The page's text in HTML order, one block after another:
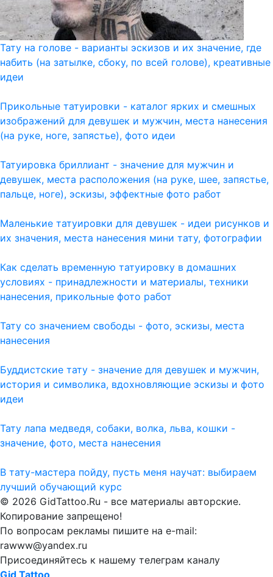
Тату на голове - варианты эскизов и их значение, где
набить (на затылке, сбоку, по всей голове), креативные
идеи
Прикольные татуировки - каталог ярких и смешных
изображений для девушек и мужчин, места нанесения
(на руке, ноге, запястье), фото идеи
Татуировка бриллиант - значение для мужчин и
девушек, места расположения (на руке, шее, запястье,
пальце, ноге), эскизы, эффектные фото работ
Маленькие татуировки для девушек - идеи рисунков и
их значения, места нанесения мини тату, фотографии
Как сделать временную татуировку в домашних
условиях - принадлежности и материалы, техники
нанесения, прикольные фото работ
Тату со значением свободы - фото, эскизы, места
нанесения
Буддистские тату - значение для девушек и мужчин,
история и символика, вдохновляющие эскизы и фото
идеи
Тату лапа медведя, собаки, волка, льва, кошки -
значение, фото, места нанесения
В тату-мастера пойду, пусть меня научат: выбираем
лучший обучающий курс
© 2026 GidTattoo.Ru - все материалы авторские.
Копирование запрещено!
По вопросам рекламы пишите на e-mail:
rawww@yandex.ru
Присоединяйтесь к нашему телеграм каналу
Gid Tattoo